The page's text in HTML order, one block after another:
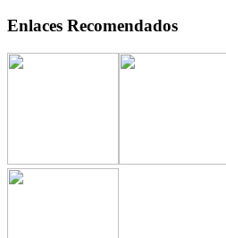
Enlaces Recomendados